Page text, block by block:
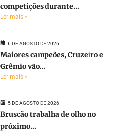
competições durante...
Ler mais »
6 DE AGOSTO DE 2026
Maiores campeões, Cruzeiro e
Grêmio vão...
Ler mais »
5 DE AGOSTO DE 2026
Bruscão trabalha de olho no
próximo...